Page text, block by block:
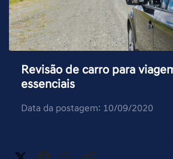
Revisão de carro para
essenciais
Data da postagem: 10/09/2020